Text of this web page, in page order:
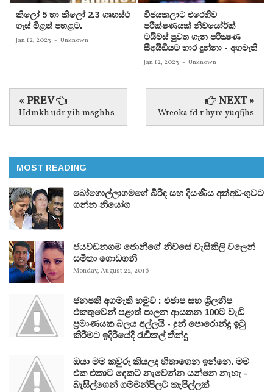
කිලෝ 5 හා කිලෝ 2.3 ගෘහස්ථ
ගෑස් මිළත් පහළට.
Jan 12, 2023 - Unknown
විජයකලාට එරෙහිව
පරීක්‌ෂණයක්‌ නිව්යෝර්ක්‌
ටයිම්ස්‌ පුවත ගැන පරීක්‍ෂණ
සීඅයිඩියට භාර දුන්නා - අගමැති
Jan 12, 2023 - Unknown
« PREV
Hdmkh udr yih msghhs
NEXT »
Wreoka fd r hyre yuqfjhs
MOST READING
බෝගොල්ලාගමගේ බිරිඳ සහ දියණිය අත්අඩංගුවට
ගන්න නියෝග
ජයවඩනගම ජොනීගේ නිවසේ වැසිකිලි වලෙන්
සමිතා ගොඩගනී
Monday, August 22, 2016
ජනපති අගමැති හමුව : එජාප සහ ශ්‍රිලනිප
එකතුවෙන් පළාත් පාලන ආයතන 100ට වැඩි
ප්‍රමාණයක බලය අල්ලයි - දුන් පොරොන්දු ඉටු
කිරීමට ඉදිරියේදී රැඩිකල් තීන්දු
ඔයා මම කවුරු කියලද හිතාගෙන ඉන්නෙ. මම
එක එකාට දෙකට නැවෙන්න යන්නෙ නැහැ -
බැසිල්ගෙන් ගම්මන්පිලට කැපිල්ලක්